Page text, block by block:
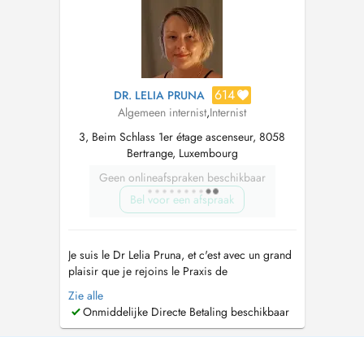
DR. LELIA PRUNA 614
Algemeen internist,Internist
3, Beim Schlass 1er étage ascenseur, 8058
Bertrange, Luxembourg
Geen onlineafspraken beschikbaar
Bel voor een afspraak
Je suis le Dr Lelia Pruna, et c'est avec un grand
plaisir que je rejoins le Praxis de
BERTRANGE, un cabinet médical de prestige.
Mon parcours professionnel m'a conduite à
travailler en tant que chef de clinique au CHU
Zie alle
Onmiddelijke Directe Betaling beschikbaar